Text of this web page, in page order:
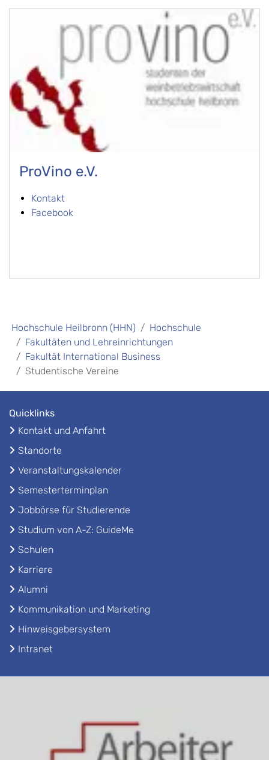
ProVino e.V.
Kontakt
Facebook
Hochschule Heilbronn (HHN)
Hochschule
Fakultäten und Lehreinrichtungen
Fakultät International Business
Studentische Vereine
Quicklinks
Kontakt und Anfahrt
Standorte
Veranstaltungskalender
Semesterterminplan
Jobbörse für Studierende
Studium von A-Z: GuideMe
Schulen
Karriere
Alumni
Kommunikation und Marketing
Hinweisgebersystem
Intranet